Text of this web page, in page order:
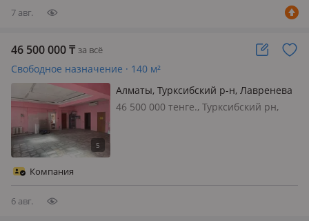
7 авг.
46 500 000₸ за всё
Свободное назначение · 140 м²
Алматы, Турксибский р-н, Лавренева
4
46 500 000 тенге., Турксибский рн,
Компания
6 авг.